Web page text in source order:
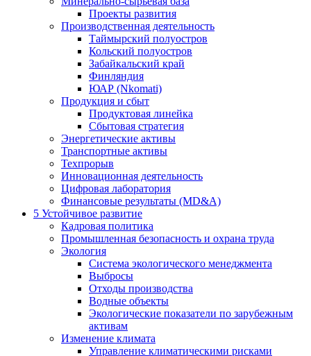
Проекты развития
Производственная деятельность
Таймырский полуостров
Кольский полуостров
Забайкальский край
Финляндия
ЮАР (Nkomati)
Продукция и сбыт
Продуктовая линейка
Сбытовая стратегия
Энергетические активы
Транспортные активы
Техпрорыв
Инновационная деятельность
Цифровая лаборатория
Финансовые результаты (MD&A)
5 Устойчивое развитие
Кадровая политика
Промышленная безопасность и охрана труда
Экология
Система экологического менеджмента
Выбросы
Отходы производства
Водные объекты
Экологические показатели по зарубежным
активам
Изменение климата
Управление климатическими рисками